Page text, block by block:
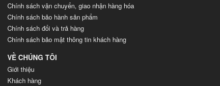
Chính sách vận chuyển, giao nhận hàng hóa
Chính sách bảo hành sản phẩm
Chính sách đổi và trả hàng
Chính sách bảo mật thông tin khách hàng
VỀ CHÚNG TÔI
Giới thiệu
Khách hàng